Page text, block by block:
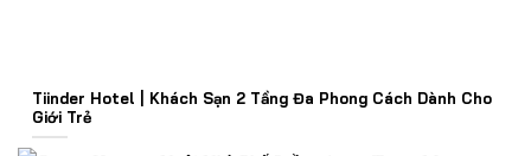
Tiinder Hotel | Khách Sạn 2 Tầng Đa Phong Cách Dành Cho
Giới Trẻ